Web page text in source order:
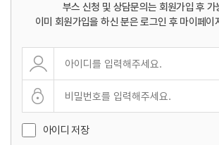
부스 신청 및 상담문의는 회원가입 후 가
이미 회원가입을 하신 분은 로그인 후 마이페이
아이디 저장